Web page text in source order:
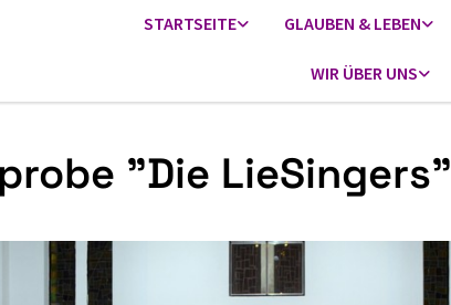
STARTSEITE GLAUBEN & LEBEN
WIR ÜBER UNS
"Die LieSingers"